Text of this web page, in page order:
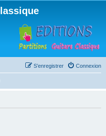
Connexion
S’enregistrer